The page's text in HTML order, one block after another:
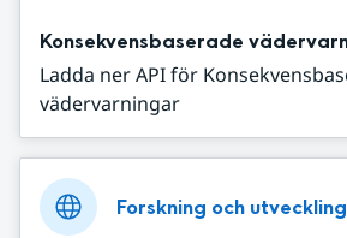
Konsekvensbaserade
Ladda ner API för
vädervarningar
Forskning och utveckling